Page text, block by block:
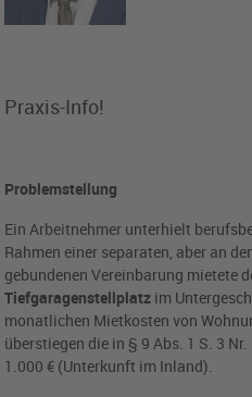
Praxis-Info!
Problemstellung
Ein Arbeitnehmer unterhielt
Rahmen einer separaten, aber an
gebundenen Vereinbarung mietete
Tiefgaragenstellplatz im
monatlichen Mietkosten von
überstiegen die in § 9 Abs. 1 S. 3
1.000 € (Unterkunft im Inland).